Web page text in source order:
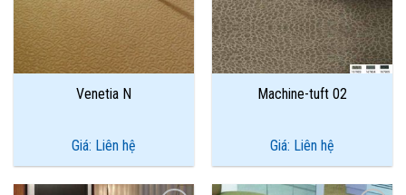
Venetia N
Giá: Liên hệ
Machine-tuft 02
Giá: Liên hệ